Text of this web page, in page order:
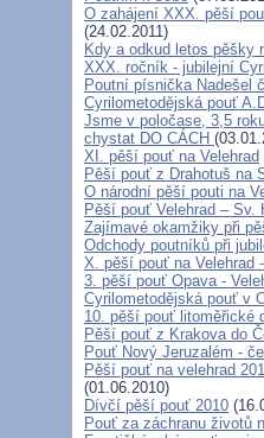
O zahájení XXX. pěší
(24.02.2011)
Kdy a odkud letos pěšky
XXX. ročník - jubilejní
Poutní písnička Nadešel
Cyrilometodějská pouť
Jsme v poločase, 3,5
chystat DO CÁCH
XI. pěší pouť na Velehrad
Pěší pouť z Drahotuš na
O národní pěší pouti na
Pěší pouť Velehrad – Sv.
Zajímavé okamžiky při
Odchody poutníků při
X. pěší pouť na Velehrad
3. pěší pouť Opava -
Cyrilometodějská pouť v
10. pěší pouť litoměřické
Pěší pouť z Krakova do
Pouť Nový Jeruzalém -
Pěší pouť na velehrad
(01.06.2010)
Dívčí pěší pouť 2010
Pouť za záchranu životů